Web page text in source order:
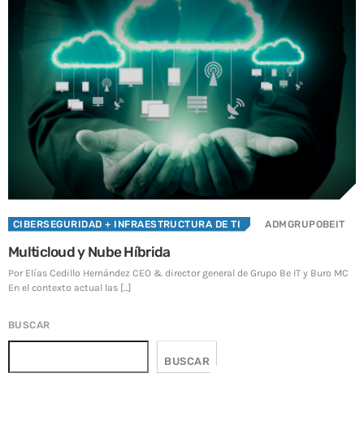
SOC y NOC: el corazón de la continuidad operativa en
la era digital
3 JUNIO, 2026
TOP VOTED
Introducen un enfoque proactivo para reducir
ciberataques en México
24 ABRIL, 2019
Centro de Seguridad BeIT ¡La seguridad total en tu
organización a tu alcance!
Integración de la ciberseguridad en la estrategia
corporativa
29 SEPTIEMBRE, 2025
corporativas
17 DICIEMBRE, 2025
CIBERSEGURIDAD + INFRAESTRUCTURA DE TI ADMGRUPOBEIT
Multicloud y Nube Híbrida
Por Elías Cedillo Hernández CEO & director general de Grupo Be IT y Buro MC
En el contexto actual las [...]
BUSCAR
BUSCAR